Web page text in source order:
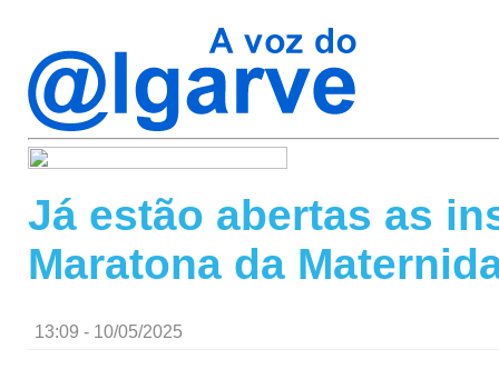
Já estão abertas as
Maratona da
13:09 - 10/05/2025